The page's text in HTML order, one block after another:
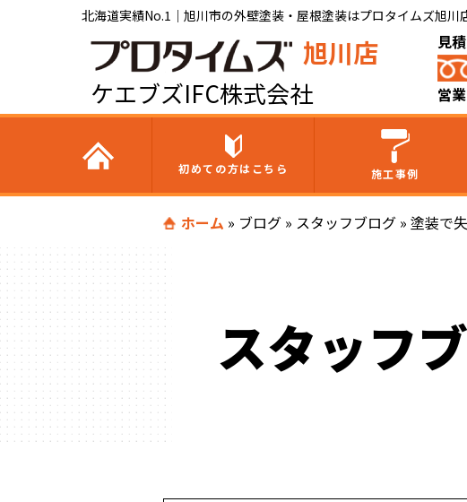
北海道実績No.1｜旭川市の外壁塗装・屋根塗装はプロタイムズ旭川
旭川店
ケエブズIFC株式会社
見
営
初めての方はこちら 施工事例
ホーム » ブログ » スタッフブログ » 塗装で
スタッフ